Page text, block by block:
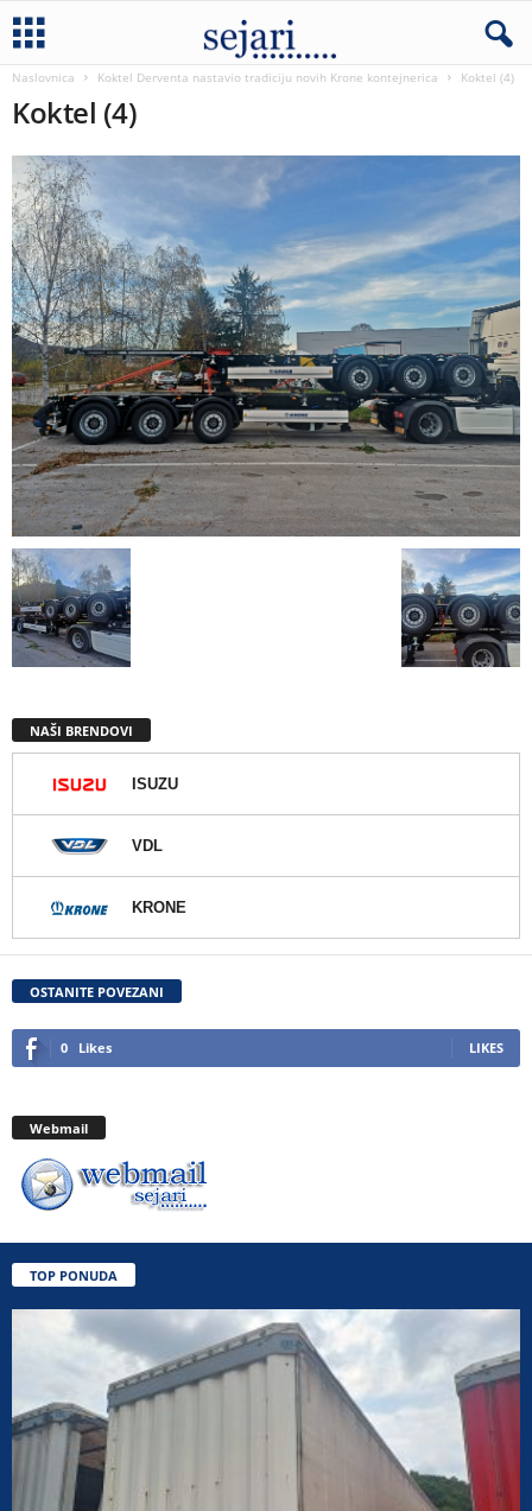
Naslovnica Koktel Derventa nastavio tradiciju novih Krone kontejnerica Koktel (4)
Koktel (4)
NAŠI BRENDOVI
ISUZU
VDL
KRONE
OSTANITE POVEZANI
0 Likes LIKES
Webmail
TOP PONUDA